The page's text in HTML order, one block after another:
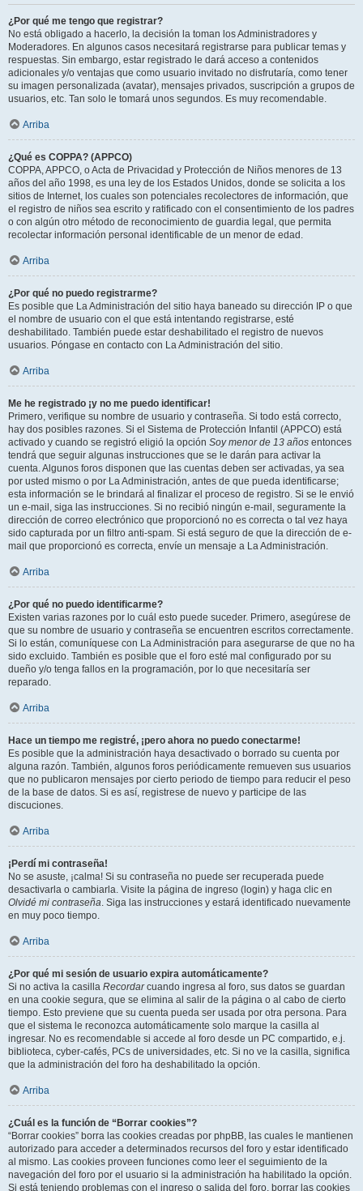
¿Por qué me tengo que registrar?
No está obligado a hacerlo, la decisión la toman los Administradores y
Moderadores. En algunos casos necesitará registrarse para publicar temas y
respuestas. Sin embargo, estar registrado le dará acceso a contenidos
adicionales y/o ventajas que como usuario invitado no disfrutaría, como tener
su imagen personalizada (avatar), mensajes privados, suscripción a grupos de
usuarios, etc. Tan solo le tomará unos segundos. Es muy recomendable.
Arriba
¿Qué es COPPA? (APPCO)
COPPA, APPCO, o Acta de Privacidad y Protección de Niños menores de 13
años del año 1998, es una ley de los Estados Unidos, donde se solicita a los
sitios de Internet, los cuales son potenciales recolectores de información, que
el registro de niños sea escrito y ratificado con el consentimiento de los padres
o con algún otro método de reconocimiento de guardia legal, que permita
recolectar información personal identificable de un menor de edad.
Arriba
¿Por qué no puedo registrarme?
Es posible que La Administración del sitio haya baneado su dirección IP o que
el nombre de usuario con el que está intentando registrarse, esté
deshabilitado. También puede estar deshabilitado el registro de nuevos
usuarios. Póngase en contacto con La Administración del sitio.
Arriba
Me he registrado ¡y no me puedo identificar!
Primero, verifique su nombre de usuario y contraseña. Si todo está correcto,
hay dos posibles razones. Si el Sistema de Protección Infantil (APPCO) está
activado y cuando se registró eligió la opción Soy menor de 13 años entonces
tendrá que seguir algunas instrucciones que se le darán para activar la
cuenta. Algunos foros disponen que las cuentas deben ser activadas, ya sea
por usted mismo o por La Administración, antes de que pueda identificarse;
esta información se le brindará al finalizar el proceso de registro. Si se le envió
un e-mail, siga las instrucciones. Si no recibió ningún e-mail, seguramente la
dirección de correo electrónico que proporcionó no es correcta o tal vez haya
sido capturada por un filtro anti-spam. Si está seguro de que la dirección de e-
mail que proporcionó es correcta, envíe un mensaje a La Administración.
Arriba
¿Por qué no puedo identificarme?
Existen varias razones por lo cuál esto puede suceder. Primero, asegúrese de
que su nombre de usuario y contraseña se encuentren escritos correctamente.
Si lo están, comuníquese con La Administración para asegurarse de que no ha
sido excluido. También es posible que el foro esté mal configurado por su
dueño y/o tenga fallos en la programación, por lo que necesitaría ser
reparado.
Arriba
Hace un tiempo me registré, ¡pero ahora no puedo conectarme!
Es posible que la administración haya desactivado o borrado su cuenta por
alguna razón. También, algunos foros periódicamente remueven sus usuarios
que no publicaron mensajes por cierto periodo de tiempo para reducir el peso
de la base de datos. Si es así, registrese de nuevo y participe de las
discuciones.
Arriba
¡Perdí mi contraseña!
No se asuste, ¡calma! Si su contraseña no puede ser recuperada puede
desactivarla o cambiarla. Visite la página de ingreso (login) y haga clic en
Olvidé mi contraseña. Siga las instrucciones y estará identificado nuevamente
en muy poco tiempo.
Arriba
¿Por qué mi sesión de usuario expira automáticamente?
Si no activa la casilla Recordarcuando ingresa al foro, sus datos se guardan
en una cookie segura, que se elimina al salir de la página o al cabo de cierto
tiempo. Esto previene que su cuenta pueda ser usada por otra persona. Para
que el sistema le reconozca automáticamente solo marque la casilla al
ingresar. No es recomendable si accede al foro desde un PC compartido, e.j.
biblioteca, cyber-cafés, PCs de universidades, etc. Si no ve la casilla, significa
que la administración del foro ha deshabilitado la opción.
Arriba
¿Cuál es la función de “Borrar cookies”?
“Borrar cookies” borra las cookies creadas por phpBB, las cuales le mantienen
autorizado para acceder a determinados recursos del foro y estar identificado
al mismo. Las cookies proveen funciones como leer el seguimiento de la
navegación del foro por el usuario si la administración ha habilitado la opción.
Si está teniendo problemas con el ingreso o salida del foro, borrar las cookies